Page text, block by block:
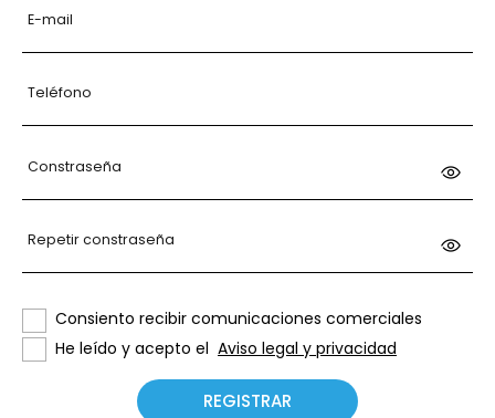
E-mail
Teléfono
Constraseña
Repetir constraseña
Consiento recibir comunicaciones comerciales
He leído y acepto el Aviso legal y privacidad